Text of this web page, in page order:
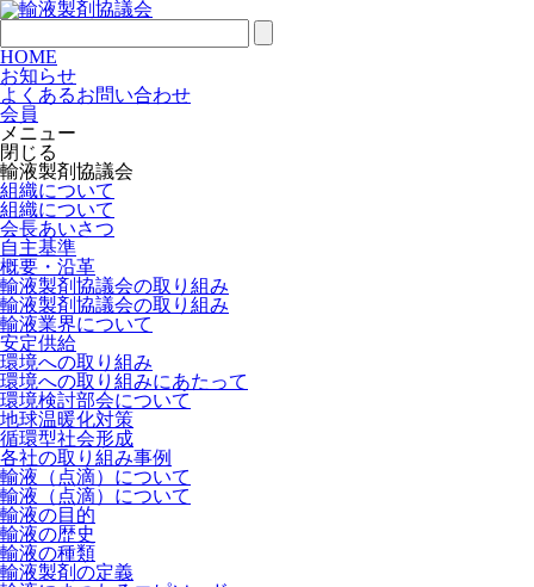
HOME
お知らせ
よくあるお問い合わせ
会員
メニュー
閉じる
輸液製剤協議会
組織について
組織について
会長あいさつ
自主基準
概要・沿革
輸液製剤協議会の取り組み
輸液製剤協議会の取り組み
輸液業界について
安定供給
環境への取り組み
環境への取り組みにあたって
環境検討部会について
地球温暖化対策
循環型社会形成
各社の取り組み事例
輸液（点滴）について
輸液（点滴）について
輸液の目的
輸液の歴史
輸液の種類
輸液製剤の定義